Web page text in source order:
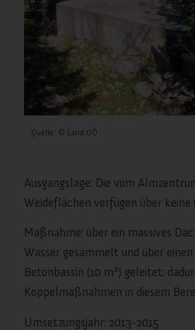
Quelle: © Land OÖ
Ausgangslage: Die vom
Weideflächen verfügen über keine
Maßnahme: über ein massives
Wasser gesammelt und über
Betonbassin (10 m³) geleitet;
Koppelmaßnahmen in diesem
Umsetzungsjahr: 2013-2015